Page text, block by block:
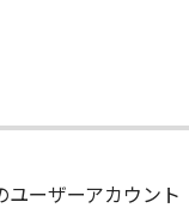
ーザーアカウン